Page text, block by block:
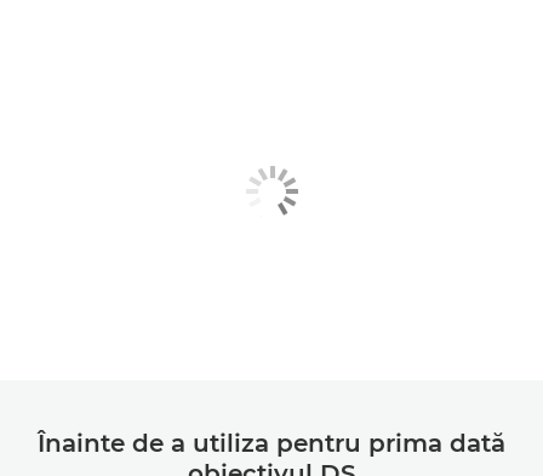
Înainte de a utiliza pentru prima dată